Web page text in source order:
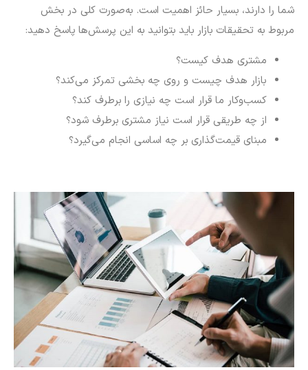
شما را دارند، بسیار حائز اهمیت است. به‌صورت کلی در بخش
مربوط به تحقیقات بازار باید بتوانید به این پرسش‌ها پاسخ دهید:
مشتری هدف کیست؟
بازار هدف چیست و روی چه بخشی تمرکز می‌کند؟
کسب‌وکار ما قرار است چه نیازی را برطرف کند؟
از چه طریقی قرار است نیاز مشتری برطرف شود؟
مبنای قیمت‌گذاری بر چه اساسی انجام می‌گیرد؟